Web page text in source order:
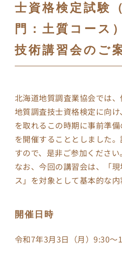
士資格検定試験
門：土質コース
技術講習会のご
北海道地質調査業協会では
地質調査技士資格検定に向
を取れるこの時期に事前準
を開催することとしました
すので、是非ご参加ください。
なお、今回の講習会は、「
ス」を対象として基本的な内
開催日時
令和7年3月3日（月）9:30～